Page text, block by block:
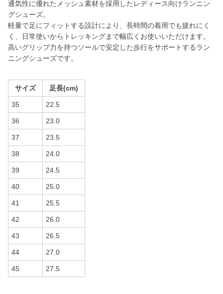
通気性に優れたメッシュ素材を採用したレディース向けランニン
グシューズ。
軽量で足にフィットする設計により、長時間の着用でも疲れにく
く、日常使いからトレッキングまで幅広くお使いいただけます。
高いグリップ力を持つソールで安定した歩行をサポートするラン
ニングシューズです。
サイズ 足長(cm)
35 22.5
36 23.0
37 23.5
38 24.0
39 24.5
40 25.0
41 25.5
42 26.0
43 26.5
44 27.0
45 27.5